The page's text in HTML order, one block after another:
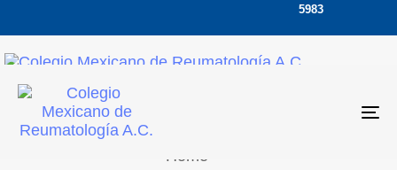
to
content
5983
Regional No. 1
Querétaro IMSS
Colegio Mexicano de Reumatología
Home